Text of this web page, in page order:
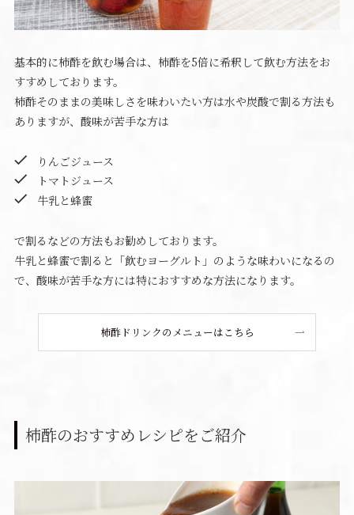
基本的に柿酢を飲む場合は、柿酢を5倍に希釈して飲む方法をお
すすめしております。
柿酢そのままの美味しさを味わいたい方は水や炭酸で割る方法も
ありますが、酸味が苦手な方は
りんごジュース
トマトジュース
牛乳と蜂蜜
で割るなどの方法もお勧めしております。
牛乳と蜂蜜で割ると「飲むヨーグルト」のような味わいになるの
で、酸味が苦手な方には特におすすめな方法になります。
柿酢ドリンクのメニューはこちら
柿酢のおすすめレシピをご紹介